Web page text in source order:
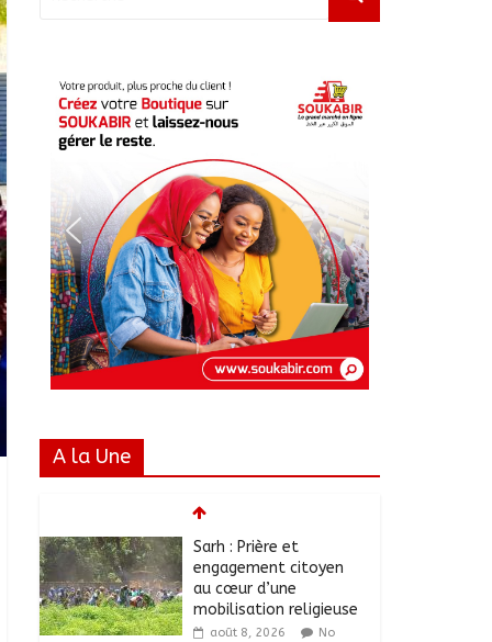
A la Une
Sarh : Prière et
engagement citoyen
au cœur d’une
mobilisation religieuse
août 8, 2026
No